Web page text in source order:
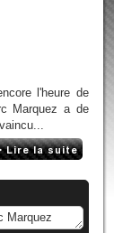
l'heure de
Marquez a de